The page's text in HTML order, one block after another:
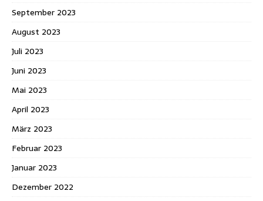
September 2023
August 2023
Juli 2023
Juni 2023
Mai 2023
April 2023
März 2023
Februar 2023
Januar 2023
Dezember 2022